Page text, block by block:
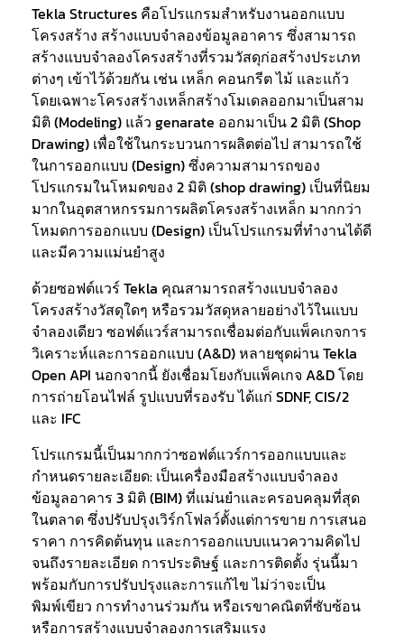
Tekla Structures คือโปรแกรมสําหรับงานออกแบบ
โครงสร้าง สร้างแบบจำลองข้อมูลอาคาร ซึ่งสามารถ
สร้างแบบจำลองโครงสร้างที่รวมวัสดุก่อสร้างประเภท
ต่างๆ เข้าไว้ด้วยกัน เช่น เหล็ก คอนกรีต ไม้ และแก้ว
โดยเฉพาะโครงสร้างเหล็กสร้างโมเดลออกมาเป็นสาม
มิติ (Modeling) แล้ว genarate ออกมาเป็น 2 มิติ (Shop
Drawing) เพื่อใช้ในกระบวนการผลิตต่อไป สามารถใช้
ในการออกแบบ (Design) ซึ่งความสามารถของ
โปรแกรมในโหมดของ 2 มิติ (shop drawing) เป็นที่นิยม
มากในอุตสาหกรรมการผลิตโครงสร้างเหล็ก มากกว่า
โหมดการออกแบบ (Design) เป็นโปรแกรมที่ทำงานได้ดี
และมีความแม่นยำสูง
ด้วยซอฟต์แวร์ Tekla คุณสามารถสร้างแบบจำลอง
โครงสร้างวัสดุใดๆ หรือรวมวัสดุหลายอย่างไว้ในแบบ
จำลองเดียว ซอฟต์แวร์สามารถเชื่อมต่อกับแพ็คเกจการ
วิเคราะห์และการออกแบบ (A&D) หลายชุดผ่าน Tekla
Open API นอกจากนี้ ยังเชื่อมโยงกับแพ็คเกจ A&D โดย
การถ่ายโอนไฟล์ รูปแบบที่รองรับ ได้แก่ SDNF, CIS/2
และ IFC
โปรแกรมนี้เป็นมากกว่าซอฟต์แวร์การออกแบบและ
กำหนดรายละเอียด: เป็นเครื่องมือสร้างแบบจำลอง
ข้อมูลอาคาร 3 มิติ (BIM) ที่แม่นยำและครอบคลุมที่สุด
ในตลาด ซึ่งปรับปรุงเวิร์กโฟลว์ตั้งแต่การขาย การเสนอ
ราคา การคิดต้นทุน และการออกแบบแนวความคิดไป
จนถึงรายละเอียด การประดิษฐ์ และการติดตั้ง รุ่นนี้มา
พร้อมกับการปรับปรุงและการแก้ไข ไม่ว่าจะเป็น
พิมพ์เขียว การทำงานร่วมกัน หรือเรขาคณิตที่ซับซ้อน
หรือการสร้างแบบจำลองการเสริมแรง